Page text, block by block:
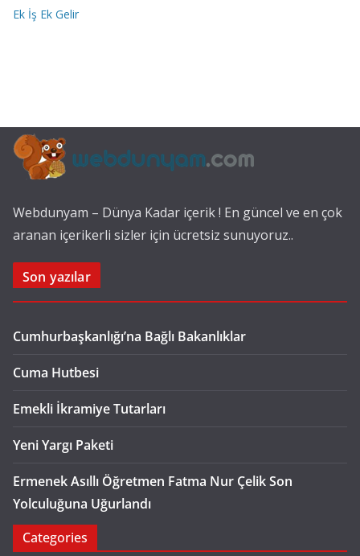
Ek İş Ek Gelir
Webdunyam – Dünya Kadar içerik ! En güncel ve en çok
aranan içerikerli sizler için ücretsiz sunuyoruz..
Son yazılar
Cumhurbaşkanlığı’na Bağlı Bakanlıklar
Cuma Hutbesi
Emekli İkramiye Tutarları
Yeni Yargı Paketi
Ermenek Asıllı Öğretmen Fatma Nur Çelik Son
Yolculuğuna Uğurlandı
Categories